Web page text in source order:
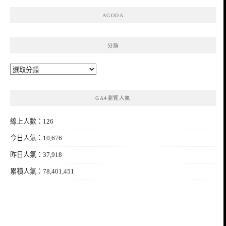
AGODA
分類
分
GA4瀏覽人氣
線上人數：126
今日人氣：10,676
昨日人氣：37,918
累積人氣：78,401,451